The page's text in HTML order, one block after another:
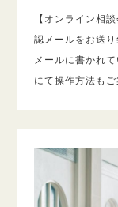
【オンライン相
認メールをお送
メールに書かれ
にて操作方法もご